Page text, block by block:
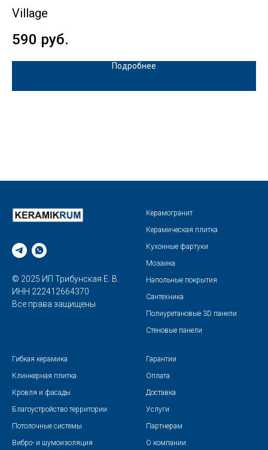
Village
590 руб.
Подробнее
© 2025 ИП Трибунская Е. В.
ИНН 222412664370
Все права защищены
Керамогранит
Керамическая плитка
Кухонные фартуки
Мозаика
Напольные покрытия
Сантехника
Полиуретановые 3D панели
Стеновые панели
Гибкая керамика
Клинкерная плитка
Кровля и фасады
Благоустройство территории
Потолочные системы
Вибро- и шумоизоляция
Гарантии
Оплата
Доставка
Услуги
Партнерам
О компании